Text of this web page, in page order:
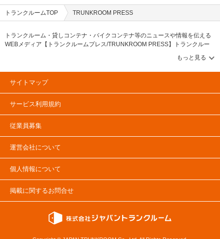
トランクルームTOP TRUNKROOM PRESS
トランクルーム・貸しコンテナ・バイクコンテナ等のニュースや情報を伝える
WEBメディア【トランクルームプレス/TRUNKROOM PRESS】トランクルー
ム・貸しコンテナ・バイクコンテナ等のニュースや情報を伝えるメディアで
す。トランクルーム市場や貸しコンテナに関する「PRESS特集」&「協会ニュ
ース」、トランクルームや貸しコンテナの物件レポートや企業情報に関する
「企業・物件レポート」コンテンツ充実！トランクルーム市場のデータやラン
マーケット」コンテンツも確認可能です。トランクルームや貸しコンテナ、バ
イクコンテナのユーザーインタビューを掲載する「ユーザーインタビュー」と
トランクルームや貸しコンテナに関する記事も掲載中。
サイトマップ
サービス利用規約
従業員募集
運営会社について
個人情報について
掲載に関するお問合せ